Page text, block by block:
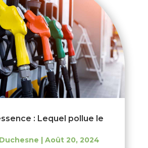
: Lequel pollue le
| Août 20, 2024